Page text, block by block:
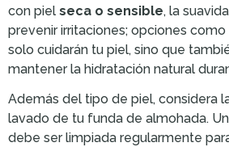
con piel seca o sensible, la
prevenir irritaciones; opciones
solo cuidarán tu piel, sino que
mantener la hidratación natural
Además del tipo de piel, considera
lavado de tu funda de almohada.
debe ser limpiada regularmente